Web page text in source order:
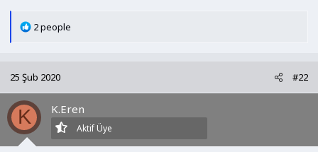
T
i
l
e
r
2 people
25 Şub 2020 #22
K K.Eren
Aktif Üye